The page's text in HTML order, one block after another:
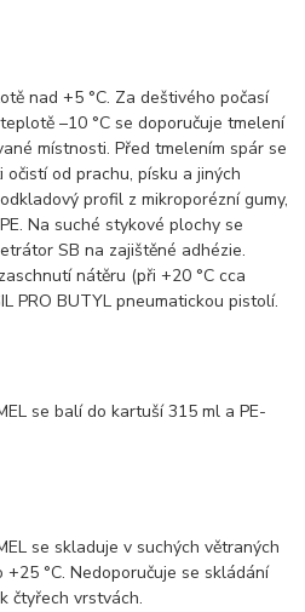
nad +5 °C. Za deštivého počasí
–10 °C se doporučuje tmelení
místnosti. Před tmelením spár se
od prachu, písku a jiných
profil z mikroporézní gumy,
Na suché stykové plochy se
SB na zajištěné adhézie.
nátěru (při +20 °C cca
PRO BUTYL pneumatickou pistolí.
se balí do kartuší 315 ml a PE-
se skladuje v suchých větraných
°C. Nedoporučuje se skládání
čtyřech vrstvách.